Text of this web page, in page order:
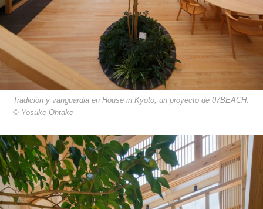
Tradición y vanguardia en House in Kyoto, un proyecto de 07BEACH.
© Yosuke Ohtake